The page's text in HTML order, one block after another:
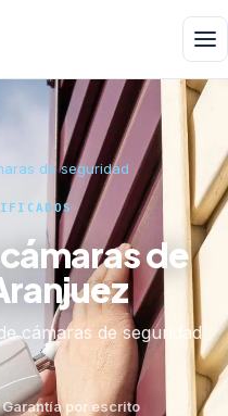
de seguridad
de
cámaras de seguridad
Garantía por escrito